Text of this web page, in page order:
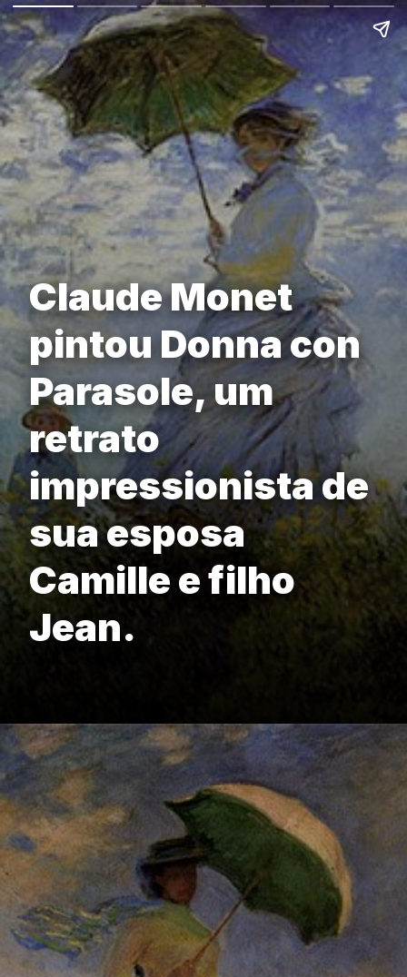
Claude Monet
pintou Donna con
Parasole, um
retrato
impressionista de
sua esposa
Camille e filho
Jean.